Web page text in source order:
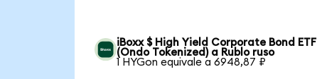
iBoxx $ High Yield Corporate Bond ETF
(Ondo Tokenized) a Rublo ruso
1 HYGon equivale a 6948,87 ₽